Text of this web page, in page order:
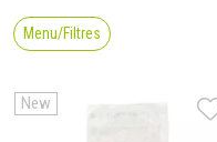
Menu/Filtres
New